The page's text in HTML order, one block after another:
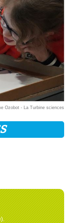
Ozobot - La Turbine sciences